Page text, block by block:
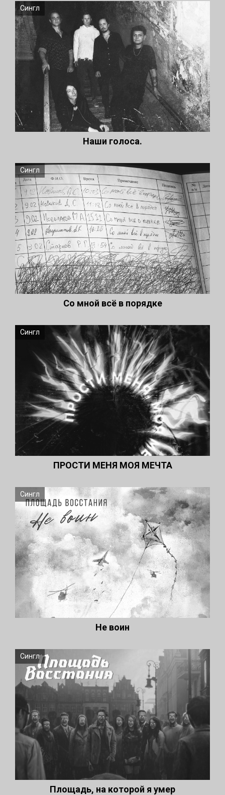
Сингл
Наши голоса.
Сингл
Со мной всё в порядке
Сингл
ПРОСТИ МЕНЯ МОЯ МЕЧТА
Сингл
Не воин
Сингл
Площадь, на которой я умер